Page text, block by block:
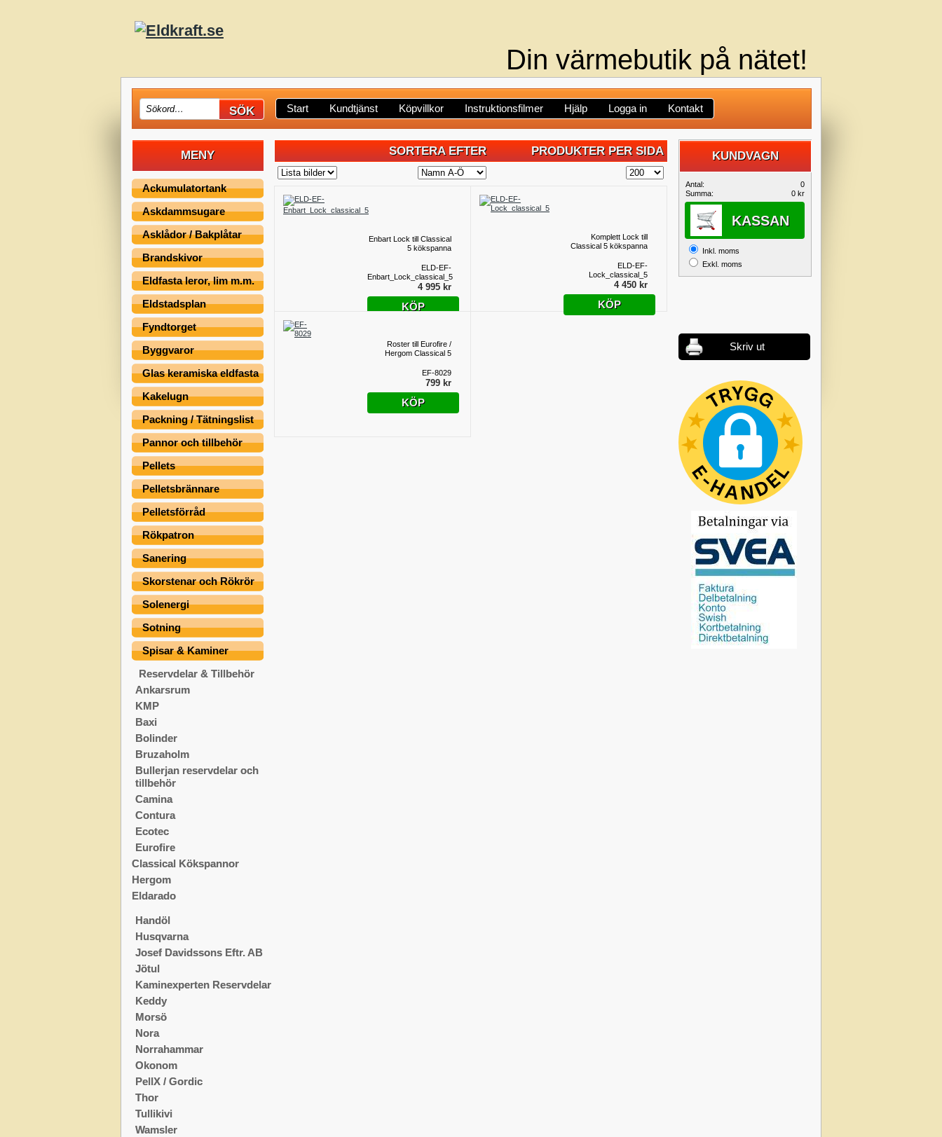
Din värmebutik på nätet!
Start Kundtjänst Köpvillkor Instruktionsfilmer Hjälp Logga in Kontakt
MENY
Ackumulatortank
Askdammsugare
Asklådor / Bakplåtar
Brandskivor
Eldfasta leror, lim m.m.
Eldstadsplan
Fyndtorget
Byggvaror
Glas keramiska eldfasta
Kakelugn
Packning / Tätningslist
Pannor och tillbehör
Pellets
Pelletsbrännare
Pelletsförråd
Rökpatron
Sanering
Skorstenar och Rökrör
Solenergi
Sotning
Spisar & Kaminer
Reservdelar & Tillbehör
Ankarsrum
KMP
Baxi
Bolinder
Bruzaholm
Bullerjan reservdelar och
tillbehör
Camina
Contura
Ecotec
Eurofire
Classical Kökspannor
Hergom
Eldarado
Handöl
Husqvarna
Josef Davidssons Eftr. AB
Jötul
Kaminexperten Reservdelar
Keddy
Morsö
Nora
Norrahammar
Okonom
PellX / Gordic
Thor
Tullikivi
Wamsler
KUNDVAGN
KUNDVAGN
Antal:
0
Summa:
0 kr
KASSAN
Inkl. moms
Exkl. moms
Skriv ut
SORTERA EFTER PRODUKTER PER SIDA
Enbart Lock till Classical
5 kökspanna
ELD-EF-
Enbart_Lock_classical_5
4 995 kr
KÖP
Komplett Lock till
Classical 5 kökspanna
ELD-EF-
Lock_classical_5
4 450 kr
KÖP
Roster till Eurofire /
Hergom Classical 5
EF-8029
799 kr
KÖP